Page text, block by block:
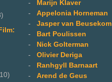
-
Marijn Klaver
- Appelonia Horneman
- Jasper van Beusekom
-
Bart Poulissen
-
Nick Golterman
- Olivier Deriga
-
Ranhgyll Barnaart
- Arend de Geus